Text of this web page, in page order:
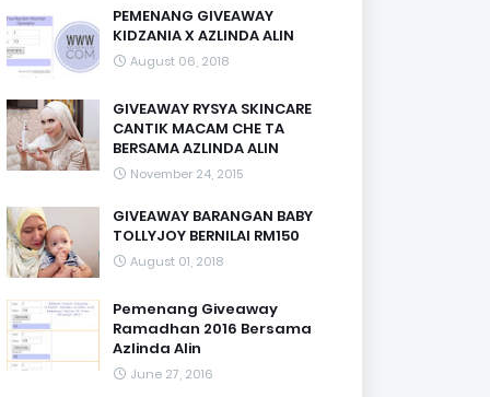
PEMENANG GIVEAWAY
KIDZANIA X AZLINDA ALIN
August 06, 2018
GIVEAWAY RYSYA SKINCARE
CANTIK MACAM CHE TA
BERSAMA AZLINDA ALIN
November 24, 2015
GIVEAWAY BARANGAN BABY
TOLLYJOY BERNILAI RM150
August 01, 2018
Pemenang Giveaway
Ramadhan 2016 Bersama
Azlinda Alin
June 27, 2016